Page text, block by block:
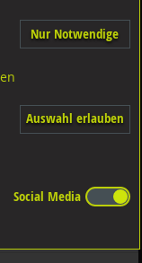
6-8
Nur Notwendige
Auswahl erlauben
Social Media